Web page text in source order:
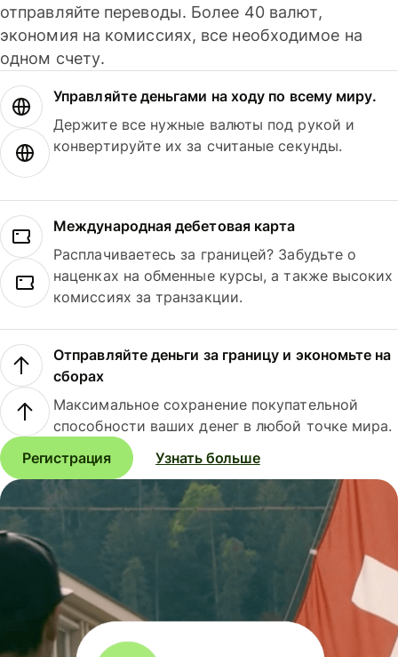
отправляйте переводы. Более 40 валют,
экономия на комиссиях, все необходимое на
одном счету.
Управляйте деньгами на ходу по всему миру.
Держите все нужные валюты под рукой и
конвертируйте их за считаные секунды.
Международная дебетовая карта
Расплачиваетесь за границей? Забудьте о
наценках на обменные курсы, а также высоких
комиссиях за транзакции.
Отправляйте деньги за границу и экономьте на
сборах
Максимальное сохранение покупательной
способности ваших денег в любой точке мира.
Регистрация
Узнать больше